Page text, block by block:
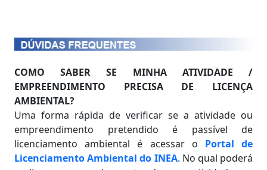
COMO SABER SE MINHA ATIVIDADE /
EMPREENDIMENTO PRECISA DE LICENÇA
AMBIENTAL?
Uma forma rápida de verificar se a atividade ou
empreendimento pretendido é passível de
licenciamento ambiental é acessar o Portal de
Licenciamento Ambiental do INEA. No qual poderá